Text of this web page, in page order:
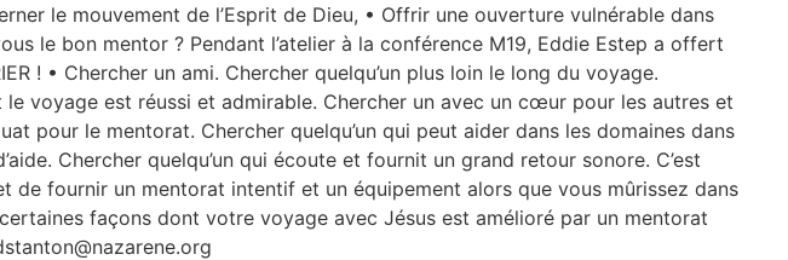
le mouvement de l’Esprit de Dieu, • Offrir une ouverture vulnérable dans
le bon mentor ? Pendant l’atelier à la conférence M19, Eddie Estep a offert
! • Chercher un ami. Chercher quelqu’un plus loin le long du voyage.
le voyage est réussi et admirable. Chercher un avec un cœur pour les autres et
pour le mentorat. Chercher quelqu’un qui peut aider dans les domaines dans
Chercher quelqu’un qui écoute et fournit un grand retour sonore. C’est
fournir un mentorat intentif et un équipement alors que vous mûrissez dans
façons dont votre voyage avec Jésus est amélioré par un mentorat